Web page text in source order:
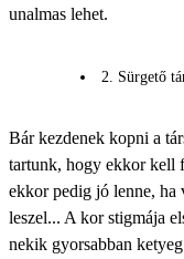
unalmas lehet.
2. Sürgető
Bár kezdenek kopni a
tartunk, hogy ekkor kell
ekkor pedig jó lenne,
leszel... A kor stigmája
nekik gyorsabban